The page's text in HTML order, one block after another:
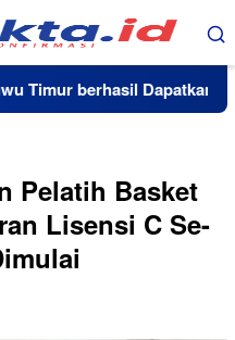
berhasil Dapatkan 20
Pelatih Basket
Lisensi C Se-